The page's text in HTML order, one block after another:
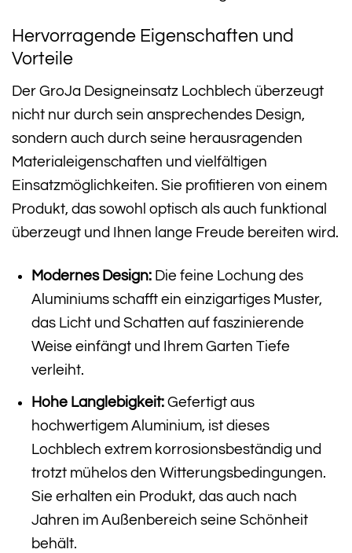
Hervorragende Eigenschaften und
Vorteile
Der GroJa Designeinsatz Lochblech überzeugt
nicht nur durch sein ansprechendes Design,
sondern auch durch seine herausragenden
Materialeigenschaften und vielfältigen
Einsatzmöglichkeiten. Sie profitieren von einem
Produkt, das sowohl optisch als auch funktional
überzeugt und Ihnen lange Freude bereiten wird.
Modernes Design:Die feine Lochung des
Aluminiums schafft ein einzigartiges Muster,
das Licht und Schatten auf faszinierende
Weise einfängt und Ihrem Garten Tiefe
verleiht.
Hohe Langlebigkeit:Gefertigt aus
hochwertigem Aluminium, ist dieses
Lochblech extrem korrosionsbeständig und
trotzt mühelos den Witterungsbedingungen.
Sie erhalten ein Produkt, das auch nach
Jahren im Außenbereich seine Schönheit
behält.